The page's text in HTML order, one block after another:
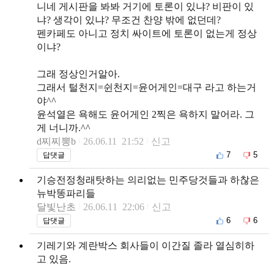
니네 게시판을 봐봐 거기에 토론이 있냐? 비판이 있
냐? 생각이 있냐? 무조건 찬양 밖에 없던데?
펜카페도 아니고 정치 싸이트에 토론이 없는게 정상
이냐?
그래 정상인거알아.
그래서 털천지=쉰천지=윤어게인=대구 라고 하는거
야^^
윤석열은 욕해도 윤어게인 2찍은 욕하지 말어라. 그
게 너니까.^^
d찌찌뽕b
26.06.11 21:52 신고
답댓글 7 5
기승전정청래탓하는 의리없는 민주당것들과 하찮은
뉴박똥파리들
달빛난초
26.06.11 22:06 신고
답댓글 6 6
기레기와 계란박스 회사들이 이간질 졸라 열심히하
고 있음.